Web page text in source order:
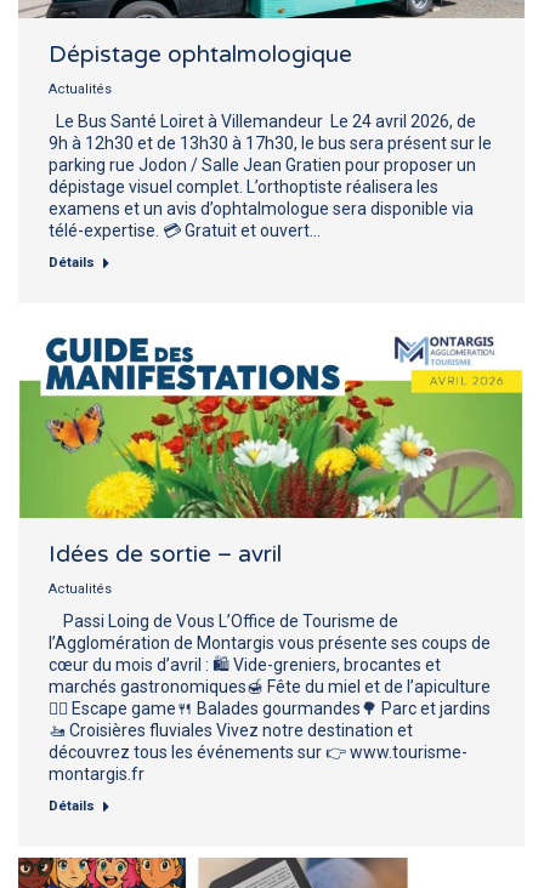
Dépistage ophtalmologique
Actualités
Le Bus Santé Loiret à Villemandeur Le 24 avril 2026, de
9h à 12h30 et de 13h30 à 17h30, le bus sera présent sur le
parking rue Jodon / Salle Jean Gratien pour proposer un
dépistage visuel complet. L’orthoptiste réalisera les
examens et un avis d’ophtalmologue sera disponible via
télé-expertise. 💳 Gratuit et ouvert…
Détails
Idées de sortie – avril
Actualités
Passi Loing de Vous L’Office de Tourisme de
l’Agglomération de Montargis vous présente ses coups de
cœur du mois d’avril : 🛍 Vide-greniers, brocantes et
marchés gastronomiques🍯 Fête du miel et de l’apiculture
🕵️‍♂️ Escape game🍴 Balades gourmandes🌳 Parc et jardins
🚤 Croisières fluviales Vivez notre destination et
découvrez tous les événements sur 👉 www.tourisme-
montargis.fr
Détails